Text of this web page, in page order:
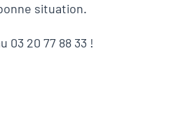
situation.
03 20 77 88 33 !